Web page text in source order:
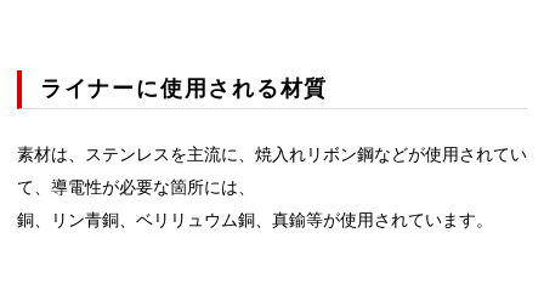
ライナーに使用される材質
素材は、ステンレスを主流に、焼入れリボン鋼などが使用されてい
て、導電性が必要な箇所には、
銅、リン青銅、ベリリュウム銅、真鍮等が使用されています。